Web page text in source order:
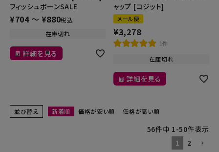
フィッシュボーンSALE
¥704 〜 ¥880税込
在庫切れ
詳細を見る
ャップ [コジット]
メール便
¥3,278
1件
在庫切れ
詳細を見る
並び替え 新着順 価格が安い順 価格が高い順
56件中 1-50件表示
1
2